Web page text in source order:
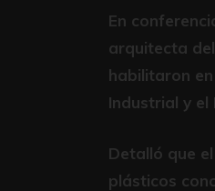
En
arquitecta
habilitaron
Industrial y el
Detalló que
plásticos